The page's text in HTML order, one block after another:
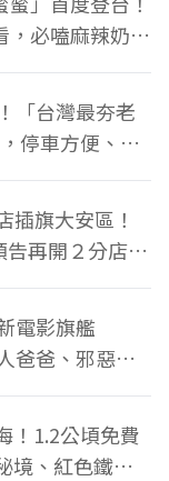
，必嗑麻辣奶油
「台灣最夯老
停車方便、特
插旗大安區！
再開２分店、
電影旗艦
爸爸、邪惡正
！1.2公頃免費
境、紅色鐵橋